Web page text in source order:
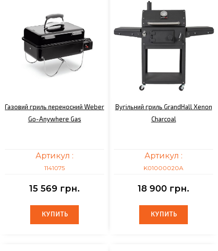
Газовий гриль переносний Weber
Go-Аnywhere Gas
Артикул :
1141075
15 569 грн.
КУПИТЬ
КУПИТЬ
Вугільний гриль GrandHall Xenon
Charcoal
Артикул :
K01000020A
18 900 грн.
КУПИТЬ
КУПИТЬ